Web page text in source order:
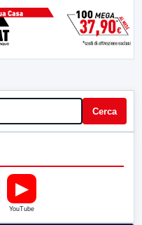
Cerca
▶
YouTube